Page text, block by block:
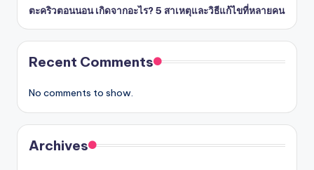
ตะคริวตอนนอน เกิดจากอะไร? 5 สาเหตุและวิธีแก้ไขที่หลายคน
Recent Comments
No comments to show.
Archives